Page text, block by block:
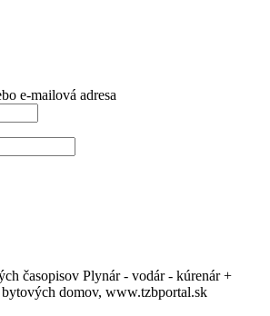
e-mailová adresa
časopisov Plynár - vodár - kúrenár +
domov, www.tzbportal.sk